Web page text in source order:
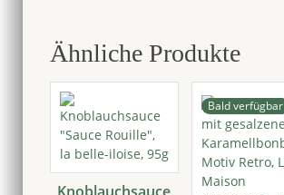
Ähnliche Produkte
Bald verfügbar